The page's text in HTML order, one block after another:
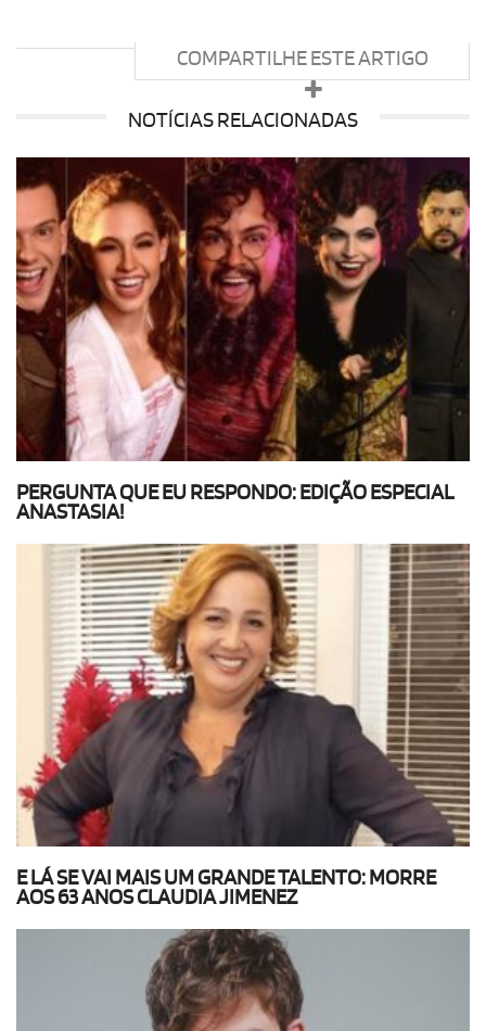
COMPARTILHE ESTE ARTIGO
NOTÍCIAS RELACIONADAS
PERGUNTA QUE EU RESPONDO: EDIÇÃO ESPECIAL
ANASTASIA!
E LÁ SE VAI MAIS UM GRANDE TALENTO: MORRE
AOS 63 ANOS CLAUDIA JIMENEZ